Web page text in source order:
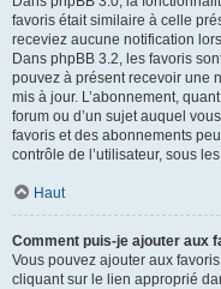
favoris était similaire à celle
receviez aucune notification
Dans phpBB 3.2, les favoris
pouvez à présent recevoir une
mis à jour. L’abonnement,
forum ou d’un sujet auquel
favoris et des abonnements
contrôle de l’utilisateur, sous
Haut
Comment puis-je ajouter aux
Vous pouvez ajouter aux
cliquant sur le lien approprié